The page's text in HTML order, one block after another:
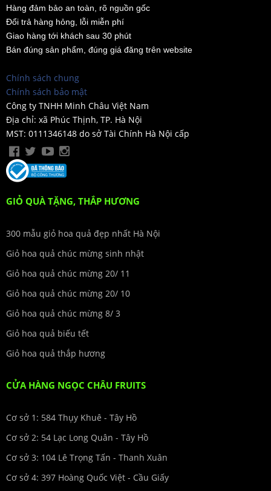
Hàng đảm bảo an toàn, rõ nguồn gốc
Đổi trả hàng hỏng, lỗi miễn phí
Giao hàng tới khách sau 30 phút
Bán đúng sản phẩm, đúng giá đăng trên website
Chính sách chung
Chính sách bảo mật
Công ty TNHH Minh Châu Việt Nam
Địa chỉ: xã Phúc Thịnh, TP. Hà Nội
MST: 0111346148 do sở Tài Chính Hà Nội cấp
GIỎ QUÀ TẶNG, THẮP HƯƠNG
300 mẫu giỏ hoa quả đẹp nhất Hà Nội
Giỏ hoa quả chúc mừng sinh nhật
Giỏ hoa quả chúc mừng 20/ 11
Giỏ hoa quả chúc mừng 20/ 10
Giỏ hoa quả chúc mừng 8/ 3
Giỏ hoa quả biếu tết
Giỏ hoa quả thắp hương
CỬA HÀNG NGỌC CHÂU FRUITS
Cơ sở 1: 584 Thụy Khuê - Tây Hồ
Cơ sở 2: 54 Lạc Long Quân - Tây Hồ
Cơ sở 3: 104 Lê Trọng Tấn - Thanh Xuân
Cơ sở 4: 397 Hoàng Quốc Việt - Cầu Giấy